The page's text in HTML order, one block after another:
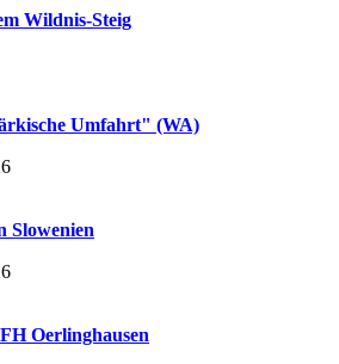
Wildnis-Steig
Umfahrt" (WA)
Slowenien
Oerlinghausen